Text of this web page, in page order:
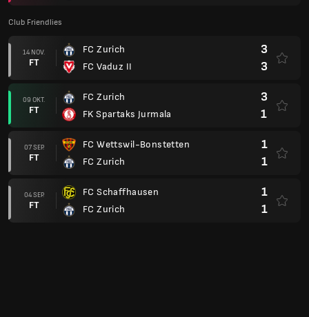
Club Friendlies
14 NOV.
FT
FC Zurich
FC Vaduz II
3
3
09 OKT.
FT
FC Zurich
FK Spartaks Jurmala
3
1
07 SEP.
FT
FC Wettswil-Bonstetten
FC Zurich
1
1
04 SEP.
FT
FC Schaffhausen
FC Zurich
1
1